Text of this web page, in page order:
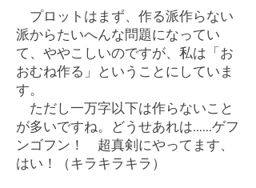
プロットはまず、作る派作らない
派からたいへんな問題になってい
て、ややこしいのですが、私は「お
おむね作る」ということにしていま
す。
ただし一万字以下は作らないこと
が多いですね。どうせあれは……ゲフ
ンゴフン！ 超真剣にやってます、
はい！（キラキラキラ）